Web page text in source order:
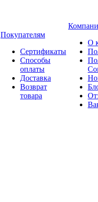
Покупателям
Сертификаты
Способы
оплаты
Доставка
Возврат
товара
О